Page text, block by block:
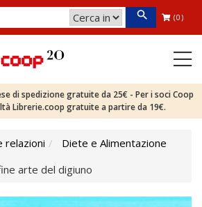
(0)
di spedizione gratuite da 25€ - Per i soci Coop
Librerie.coop gratuite a partire da 19€.
relazioni
Diete e Alimentazione
arte del digiuno